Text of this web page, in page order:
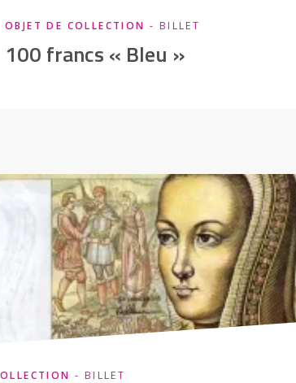
OBJET DE COLLECTION - BILLET
100 francs « Bleu »
- BILLET